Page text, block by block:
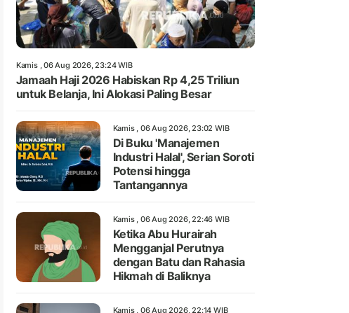
Kamis , 06 Aug 2026, 23:24 WIB
Jamaah Haji 2026 Habiskan Rp 4,25 Triliun
untuk Belanja, Ini Alokasi Paling Besar
Kamis , 06 Aug 2026, 23:02 WIB
Di Buku 'Manajemen
Industri Halal', Serian Soroti
Potensi hingga
Tantangannya
Kamis , 06 Aug 2026, 22:46 WIB
Ketika Abu Hurairah
Mengganjal Perutnya
dengan Batu dan Rahasia
Hikmah di Baliknya
Kamis , 06 Aug 2026, 22:14 WIB